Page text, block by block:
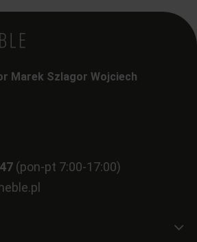
Marek Szlagor Wojciech
(pon-pt 7:00-17:00)